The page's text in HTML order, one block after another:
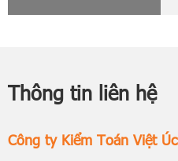
Thông tin liên hệ
Công ty Kiểm Toán Việt Úc